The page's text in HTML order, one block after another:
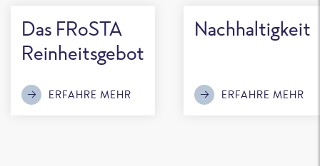
Das FRoSTA
Reinheitsgebot
ERFAHRE MEHR
Nachhaltigkeit
ERFAHRE MEHR